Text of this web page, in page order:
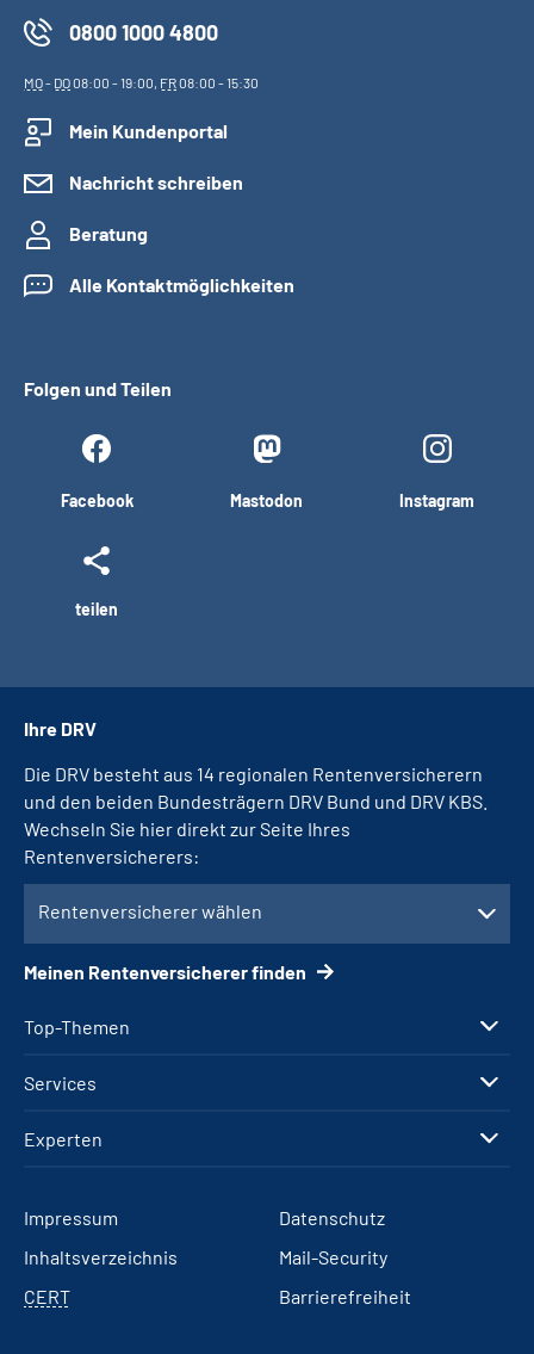
0800 1000 4800
MO- DO08:00 - 19:00, FR08:00 - 15:30
Mein Kundenportal
Nachricht schreiben
Beratung
Alle Kontaktmöglichkeiten
Folgen und Teilen
Facebook Mastodon Instagram
teilen
Top-Themen
Services
Experten
Ihre DRV
Die DRV besteht aus 14 regionalen Rentenversicherern
und den beiden Bundesträgern DRV Bund und DRV KBS.
Wechseln Sie hier direkt zur Seite Ihres
Rentenversicherers:
Rentenversicherer wählen
Meinen Rentenversicherer finden
Impressum
Datenschutz
Inhaltsverzeichnis
Mail-Security
CERT
Barrierefreiheit